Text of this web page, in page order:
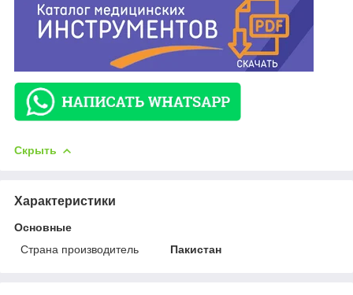
Скрыть
Характеристики
Основные
Страна производитель
Пакистан